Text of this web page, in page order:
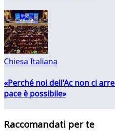
Chiesa Italiana
«Perché noi dell'Ac non ci
pace è possibile»
Raccomandati per te